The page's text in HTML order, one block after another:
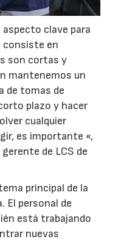
aspecto clave para
consiste en
son cortas y
mantenemos un
de tomas de
plazo y hacer
cualquier
es importante «,
de LCS de
principal de la
El personal de
está trabajando
nuevas